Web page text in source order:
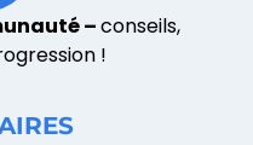
–conseils,
!